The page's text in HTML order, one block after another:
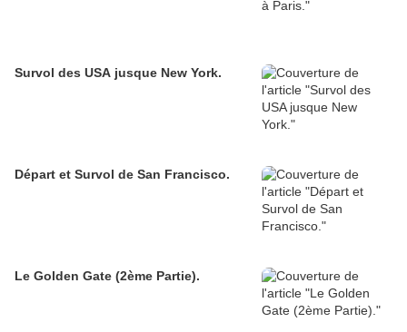
Survol des USA jusque New York.
Départ et Survol de San Francisco.
Le Golden Gate (2ème Partie).